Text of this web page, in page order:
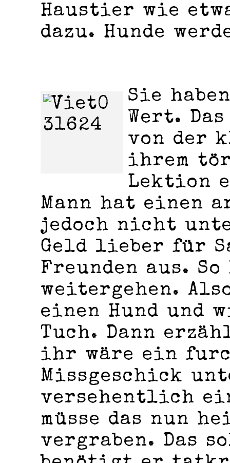
Haustier wie
dazu. Hunde
Sie
Wert.
von der
ihrem
Lektion
Mann hat einen
jedoch nicht
Geld lieber für
Freunden aus.
weitergehen.
einen Hund und
Tuch. Dann
ihr wäre ein
Missgeschick
versehentlich
müsse das nun
vergraben. Das